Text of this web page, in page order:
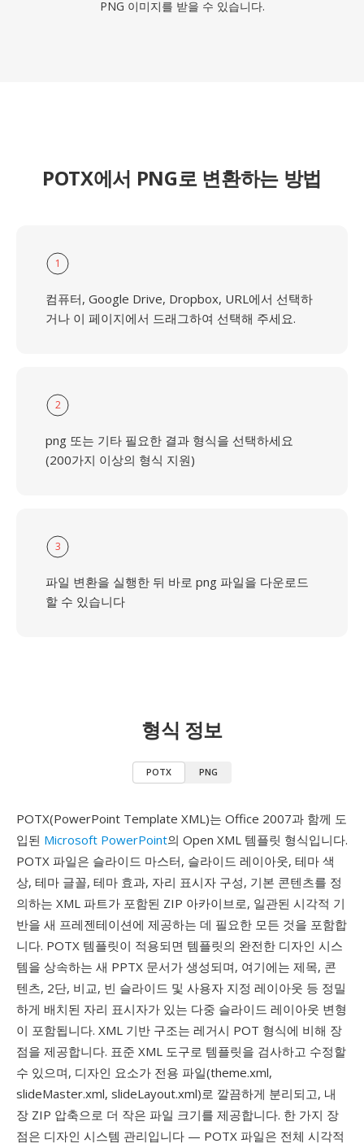
PNG 이미지를 받을 수 있습니다.
POTX에서 PNG로 변환하는 방법
1
컴퓨터, Google Drive, Dropbox, URL에서 선택하
거나 이 페이지에서 드래그하여 선택해 주세요.
2
png 또는 기타 필요한 결과 형식을 선택하세요
(200가지 이상의 형식 지원)
3
파일 변환을 실행한 뒤 바로 png 파일을 다운로드
할 수 있습니다
형식 정보
POTX PNG
POTX(PowerPoint Template XML)는 Office 2007과 함께 도
입된 Microsoft PowerPoint의 Open XML 템플릿 형식입니다.
POTX 파일은 슬라이드 마스터, 슬라이드 레이아웃, 테마 색
상, 테마 글꼴, 테마 효과, 자리 표시자 구성, 기본 콘텐츠를 정
의하는 XML 파트가 포함된 ZIP 아카이브로, 일관된 시각적 기
반을 새 프레젠테이션에 제공하는 데 필요한 모든 것을 포함합
니다. POTX 템플릿이 적용되면 템플릿의 완전한 디자인 시스
템을 상속하는 새 PPTX 문서가 생성되며, 여기에는 제목, 콘
텐츠, 2단, 비교, 빈 슬라이드 및 사용자 지정 레이아웃 등 정밀
하게 배치된 자리 표시자가 있는 다중 슬라이드 레이아웃 변형
이 포함됩니다. XML 기반 구조는 레거시 POT 형식에 비해 장
점을 제공합니다. 표준 XML 도구로 템플릿을 검사하고 수정할
수 있으며, 디자인 요소가 전용 파일(theme.xml,
slideMaster.xml, slideLayout.xml)로 깔끔하게 분리되고, 내
장 ZIP 압축으로 더 작은 파일 크기를 제공합니다. 한 가지 장
점은 디자인 시스템 관리입니다 — POTX 파일은 전체 시각적